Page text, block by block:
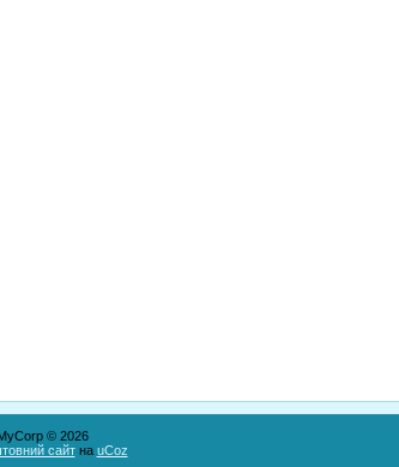
© 2026
сайтна uCoz